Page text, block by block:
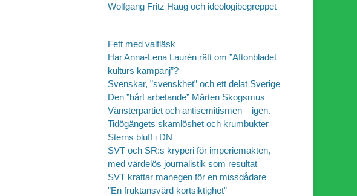
Wolfgang Fritz Haug och ideologibegreppet
Fett med valfläsk
Har Anna-Lena Laurén rätt om ”Aftonbladet
kulturs kampanj”?
Svenskar, ”svenskhet” och ett delat Sverige
Den ”hårt arbetande” Mårten Skogsmus
Vänsterpartiet och antisemitismen – igen.
Tidögängets skamlöshet och krumbukter
Sterns bluff i DN
SVT och SR:s kryperi för imperiemakten,
med värdelös journalistik som resultat
SVT krattar manegen för en missdådare
”En fruktansvärd kortsiktighet”